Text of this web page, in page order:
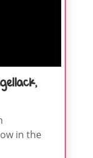
in the